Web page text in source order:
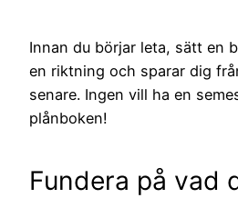
Innan du börjar leta, sätt en
en riktning och sparar dig
senare. Ingen vill ha en
plånboken!
Fundera på vad